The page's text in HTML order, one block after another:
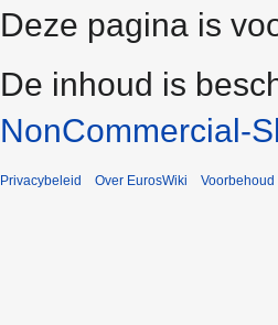
Deze pagina is
De inhoud is
NonCommercial-
Privacybeleid Over EurosWiki Voorbehoud